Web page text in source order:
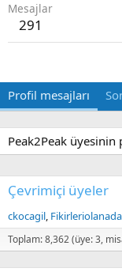
Mesajlar
291
Profil mesajları
Peak2Peak
Çevrimiçi üyeler
ckocagil
Toplam: 8,362 (üye: 3,